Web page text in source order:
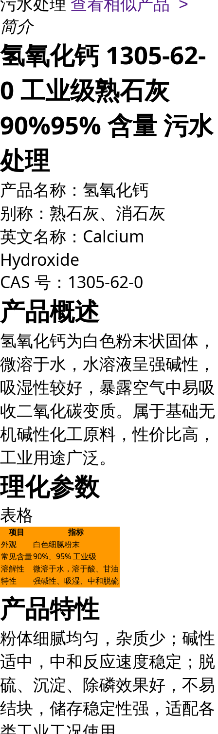
污水处理 查看相似产品 >
简介
氢氧化钙 1305-62-
0 工业级熟石灰
90%95% 含量 污水
处理
产品名称：氢氧化钙
别称：熟石灰、消石灰
英文名称：Calcium
Hydroxide
CAS 号：1305-62-0
产品概述
氢氧化钙为白色粉末状固体，
微溶于水，水溶液呈强碱性，
吸湿性较好，暴露空气中易吸
收二氧化碳变质。属于基础无
机碱性化工原料，性价比高，
工业用途广泛。
理化参数
表格
项目 指标
外观
白色细腻粉末
常见含量90%、95% 工业级
溶解性
微溶于水，溶于酸、甘油
特性
强碱性、吸湿、中和脱硫
产品特性
粉体细腻均匀，杂质少；碱性
适中，中和反应速度稳定；脱
硫、沉淀、除磷效果好，不易
结块，储存稳定性强，适配各